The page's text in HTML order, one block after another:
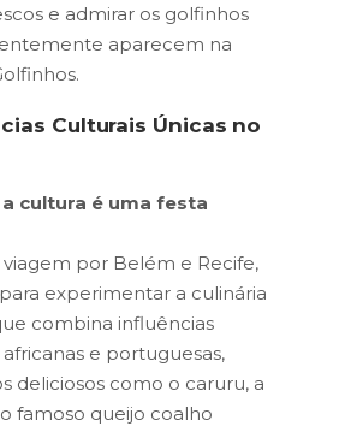
e admirar os golfinhos
aparecem na
Culturais Únicas no
a cultura é uma festa
viagem por Belém e Recife,
experimentar a culinária
combina influências
e portuguesas,
deliciosos como o caruru, a
famoso queijo coalho